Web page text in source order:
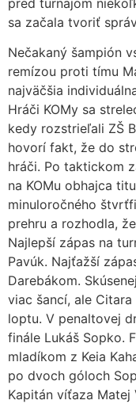
sa začala tvoriť
Nečakaný šampión
remízou proti tímu
najväčšia
Hráči KOMy sa
kedy rozstrieľali ZŠ
hovorí fakt, že do
hráči. Po taktickom
na KOMu obhajca
minuloročného
prehru a rozhodla,
Najlepší zápas na
Pavúk. Najťažší
Darebákom.
viac šancí, ale
loptu. V penaltovej
finále Lukáš Sopko.
mladíkom z Keia
po dvoch góloch
Kapitán víťaza